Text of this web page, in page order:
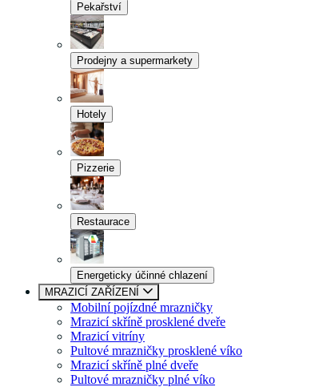
Pekařství
Prodejny a supermarkety
Hotely
Pizzerie
Restaurace
Energeticky účinné chlazení
MRAZICÍ ZAŘÍZENÍ
Mobilní pojízdné mrazničky
Mrazicí skříně prosklené dveře
Mrazicí vitríny
Pultové mrazničky prosklené víko
Mrazicí skříně plné dveře
Pultové mrazničky plné víko